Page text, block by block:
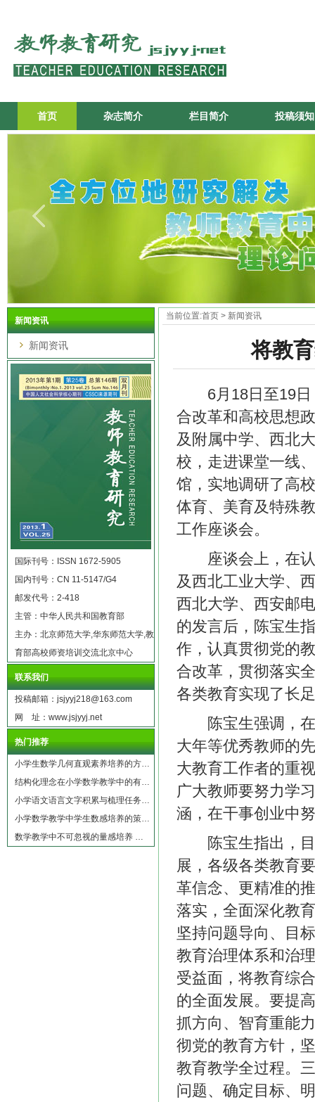
首页 杂志简介 栏目简介 投稿须知
新闻资讯
新闻资讯
国际刊号：ISSN 1672-5905
国内刊号：CN 11-5147/G4
邮发代号：2-418
主管：中华人民共和国教育部
主办：北京师范大学,华东师范大学,教
育部高校师资培训交流北京中心
联系我们
投稿邮箱：jsjyyj218@163.com
网 址：www.jsjyyj.net
热门推荐
小学生数学几何直观素养培养的方…
结构化理念在小学数学教学中的有…
小学语文语言文字积累与梳理任务…
小学数学教学中学生数感培养的策…
数学教学中不可忽视的量感培养 …
当前位置:首页 > 新闻资讯
将教
6月18日至19日
合改革和高校思想
及附属中学、西北
校，走进课堂一线
馆，实地调研了高
体育、美育及特殊
工作座谈会。
座谈会上，在认
及西北工业大学、
西北大学、西安邮
的发言后，陈宝生
作，认真贯彻党的
合改革，贯彻落实
各类教育实现了长
陈宝生强调，在
大年等优秀教师的
大教育工作者的重
广大教师要努力学
涵，在干事创业中
陈宝生指出，目
展，各级各类教育
革信念、更精准的
落实，全面深化教
坚持问题导向、目
教育治理体系和治
受益面，将教育综
的全面发展。要提
抓方向、智育重能
彻党的教育方针，
教育教学全过程。
问题、确定目标、